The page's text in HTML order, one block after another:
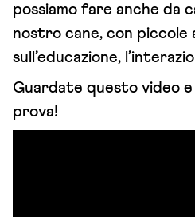
possiamo fare anche da
nostro cane, con
sull’educazione,
Guardate questo video
prova!